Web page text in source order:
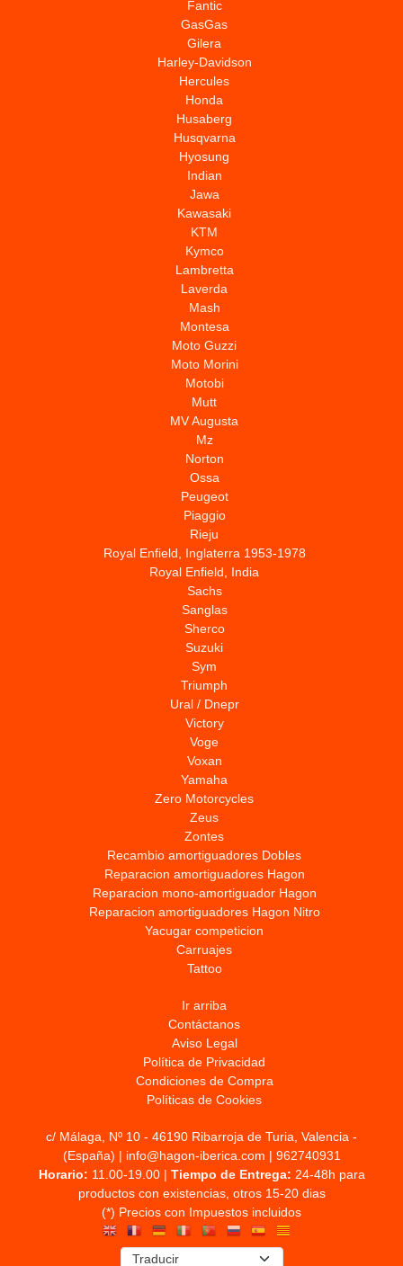
Fantic
GasGas
Gilera
Harley-Davidson
Hercules
Honda
Husaberg
Husqvarna
Hyosung
Indian
Jawa
Kawasaki
KTM
Kymco
Lambretta
Laverda
Mash
Montesa
Moto Guzzi
Moto Morini
Motobi
Mutt
MV Augusta
Mz
Norton
Ossa
Peugeot
Piaggio
Rieju
Royal Enfield, Inglaterra 1953-1978
Royal Enfield, India
Sachs
Sanglas
Sherco
Suzuki
Sym
Triumph
Ural / Dnepr
Victory
Voge
Voxan
Yamaha
Zero Motorcycles
Zeus
Zontes
Recambio amortiguadores Dobles
Reparacion amortiguadores Hagon
Reparacion mono-amortiguador Hagon
Reparacion amortiguadores Hagon Nitro
Yacugar competicion
Carruajes
Tattoo
Ir arriba
Contáctanos
Aviso Legal
Política de Privacidad
Condiciones de Compra
Políticas de Cookies
c/ Málaga, Nº 10 - 46190 Ribarroja de Turia, Valencia -
(España) | info@hagon-iberica.com | 962740931
Horario: 11.00-19.00 | Tiempo de Entrega: 24-48h para
productos con existencias, otros 15-20 dias
(*) Precios con Impuestos incluidos